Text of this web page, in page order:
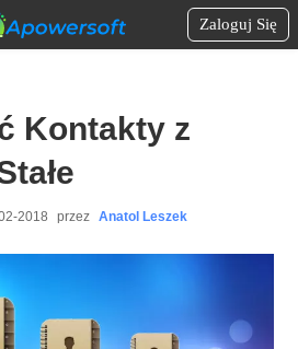
Zaloguj Się
Kontakty z
2018 przez Anatol Leszek